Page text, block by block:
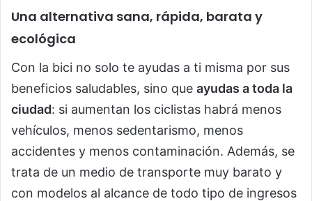
Una alternativa sana, rápida, barata y
ecológica
Con la bici no solo te ayudas a ti misma por sus
beneficios saludables, sino que ayudas a toda la
ciudad: si aumentan los ciclistas habrá menos
vehículos, menos sedentarismo, menos
accidentes y menos contaminación. Además, se
trata de un medio de transporte muy barato y
con modelos al alcance de todo tipo de ingresos